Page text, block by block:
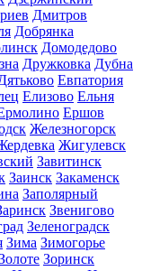
Дмитров
Добрянка
Домодедово
Дружковка Дубна
Евпатория
Елизово Ельня
Ершов
Железногорск
Жигулевск
Завитинск
Заинск Закаменск
Заполярный
Звенигово
Зеленоградск
Зима Зимогорье
Зоринск